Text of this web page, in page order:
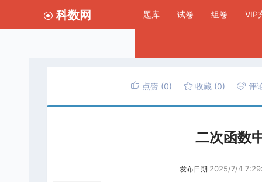
科数网 题库 试卷 组卷 VIP
点赞 (0) 收藏 (0) 评
二次函数
发布日期 2025/7/4